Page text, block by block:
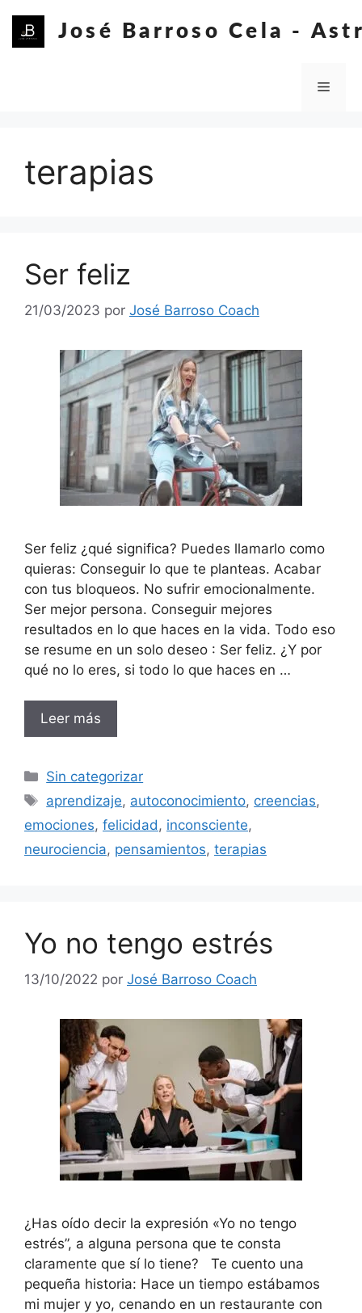
contenido
José Barroso Cela -
terapias
Ser feliz
21/03/2023 por José Barroso Coach
Ser feliz ¿qué significa? Puedes llamarlo como
quieras: Conseguir lo que te planteas. Acabar
con tus bloqueos. No sufrir emocionalmente.
Ser mejor persona. Conseguir mejores
resultados en lo que haces en la vida. Todo eso
se resume en un solo deseo : Ser feliz. ¿Y por
qué no lo eres, si todo lo que haces en …
Leer más
Categorías
Sin categorizar
Etiquetas
aprendizaje, autoconocimiento, creencias,
emociones, felicidad, inconsciente,
neurociencia, pensamientos, terapias
Yo no tengo estrés
13/10/2022 por José Barroso Coach
¿Has oído decir la expresión «Yo no tengo
estrés”, a alguna persona que te consta
claramente que sí lo tiene? Te cuento una
pequeña historia: Hace un tiempo estábamos
mi mujer y yo, cenando en un restaurante con